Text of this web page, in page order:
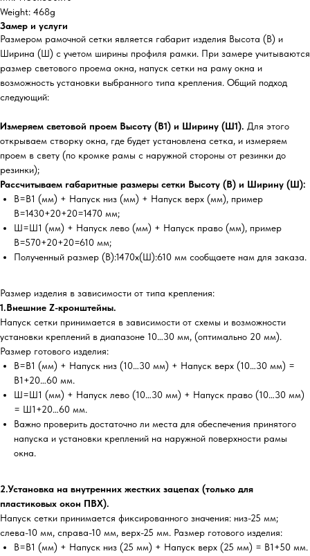
Weight: 468g
Замер и услуги
Размером рамочной сетки является габарит изделия Высота (В) и
Ширина (Ш) с учетом ширины профиля рамки. При замере учитываются
размер светового проема окна, напуск сетки на раму окна и
возможность установки выбранного типа крепления. Общий подход
следующий:
Измеряем световой проем Высоту (В1) и Ширину (Ш1). Для этого
открываем створку окна, где будет установлена сетка, и измеряем
проем в свету (по кромке рамы с наружной стороны от резинки до
резинки);
Рассчитываем габаритные размеры сетки Высоту (В) и Ширину (Ш):
В=В1 (мм) + Напуск низ (мм) + Напуск верх (мм), пример
В=1430+20+20=1470 мм;
Ш=Ш1 (мм) + Напуск лево (мм) + Напуск право (мм), пример
В=570+20+20=610 мм;
Полученный размер (В):1470х(Ш):610 мм сообщаете нам для заказа.
Размер изделия в зависимости от типа крепления:
1.Внешние Z-кронштейны.
Напуск сетки принимается в зависимости от схемы и возможности
установки креплений в диапазоне 10…30 мм, (оптимально 20 мм).
Размер готового изделия:
В=В1 (мм) + Напуск низ (10…30 мм) + Напуск верх (10…30 мм) =
В1+20…60 мм.
Ш=Ш1 (мм) + Напуск лево (10…30 мм) + Напуск право (10…30 мм)
= Ш1+20…60 мм.
Важно проверить достаточно ли места для обеспечения принятого
напуска и установки креплений на наружной поверхности рамы
окна.
2.Установка на внутренних жестких зацепах (только для
пластиковых окон ПВХ).
Напуск сетки принимается фиксированного значения: низ-25 мм;
слева-10 мм, справа-10 мм, верх-25 мм. Размер готового изделия:
В=В1 (мм) + Напуск низ (25 мм) + Напуск верх (25 мм) = В1+50 мм.